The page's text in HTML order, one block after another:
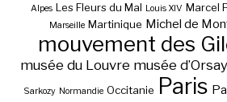
Alpes Les Fleurs du Mal Louis XIV Marcel
Marseille Martinique Michel de
mouvement des
musée du Louvre musée d’Orsay
Sarkozy Normandie Occitanie Paris